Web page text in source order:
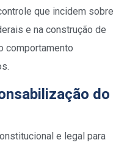
que incidem sobre
e na construção de
comportamento
do
e legal para